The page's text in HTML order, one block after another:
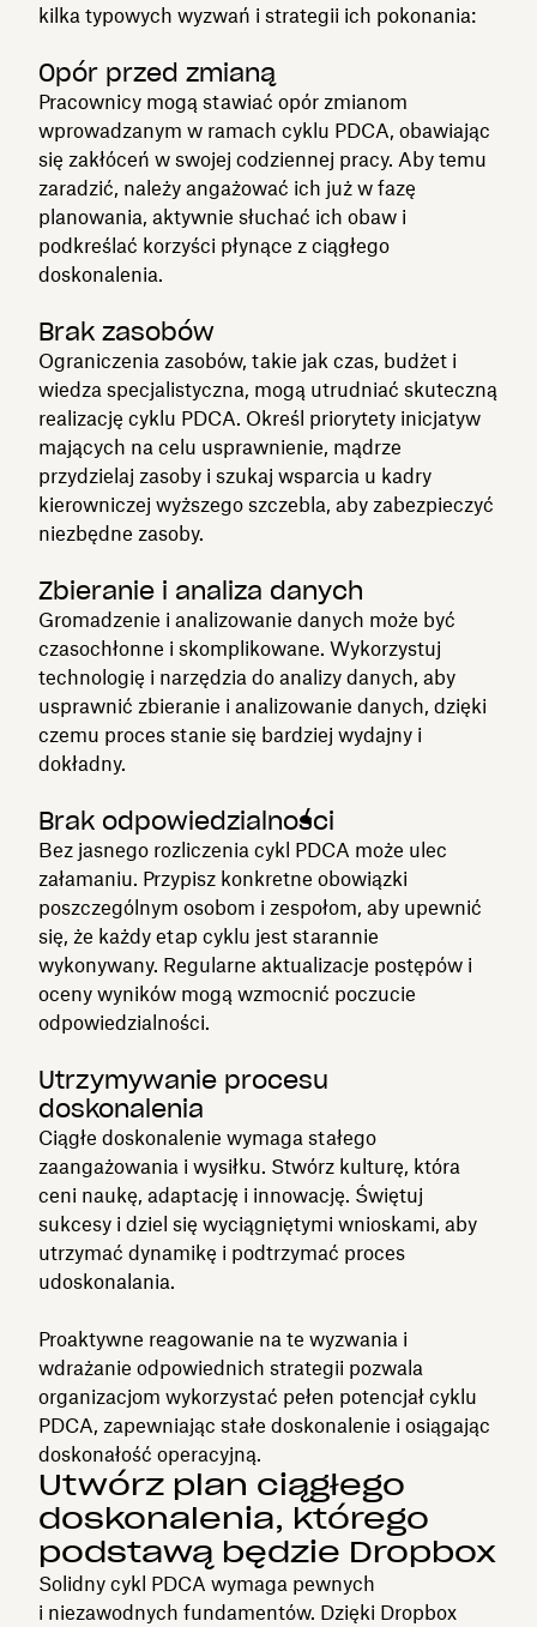
kilka typowych wyzwań i strategii ich pokonania:
Opór przed zmianą
Pracownicy mogą stawiać opór zmianom
wprowadzanym w ramach cyklu PDCA, obawiając
się zakłóceń w swojej codziennej pracy. Aby temu
zaradzić, należy angażować ich już w fazę
planowania, aktywnie słuchać ich obaw i
podkreślać korzyści płynące z ciągłego
doskonalenia.
Brak zasobów
Ograniczenia zasobów, takie jak czas, budżet i
wiedza specjalistyczna, mogą utrudniać skuteczną
realizację cyklu PDCA. Określ priorytety inicjatyw
mających na celu usprawnienie, mądrze
przydzielaj zasoby i szukaj wsparcia u kadry
kierowniczej wyższego szczebla, aby zabezpieczyć
niezbędne zasoby.
Zbieranie i analiza danych
Gromadzenie i analizowanie danych może być
czasochłonne i skomplikowane. Wykorzystuj
technologię i narzędzia do analizy danych, aby
usprawnić zbieranie i analizowanie danych, dzięki
czemu proces stanie się bardziej wydajny i
dokładny.
Brak odpowiedzialności
Bez jasnego rozliczenia cykl PDCA może ulec
załamaniu. Przypisz konkretne obowiązki
poszczególnym osobom i zespołom, aby upewnić
się, że każdy etap cyklu jest starannie
wykonywany. Regularne aktualizacje postępów i
oceny wyników mogą wzmocnić poczucie
odpowiedzialności.
Utrzymywanie procesu
doskonalenia
Ciągłe doskonalenie wymaga stałego
zaangażowania i wysiłku. Stwórz kulturę, która
ceni naukę, adaptację i innowację. Świętuj
sukcesy i dziel się wyciągniętymi wnioskami, aby
utrzymać dynamikę i podtrzymać proces
udoskonalania.
Proaktywne reagowanie na te wyzwania i
wdrażanie odpowiednich strategii pozwala
organizacjom wykorzystać pełen potencjał cyklu
PDCA, zapewniając stałe doskonalenie i osiągając
doskonałość operacyjną.
Utwórz plan ciągłego
doskonalenia, którego
podstawą będzie Dropbox
Solidny cykl PDCA wymaga pewnych
i niezawodnych fundamentów. Dzięki Dropbox